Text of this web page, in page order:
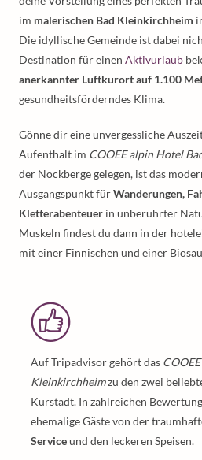
im malerischen Bad Kleinkirchheim
Die idyllische Gemeinde ist dabei
Destination für einen Aktivurlaub
anerkannter Luftkurort auf 1.100
gesundheitsförderndes Klima.
Gönne dir eine unvergessliche
Aufenthalt im COOEE alpin Hotel
der Nockberge gelegen, ist das
Ausgangspunkt fürWanderungen,
Kletterabenteuer in unberührter
Muskeln findest du dann in der
mit einer Finnischen und einer
Auf Tripadvisor gehört das
Kleinkirchheimzu den zwei
Kurstadt. In zahlreichen
ehemalige Gäste von der
Serviceund den leckeren Speisen.